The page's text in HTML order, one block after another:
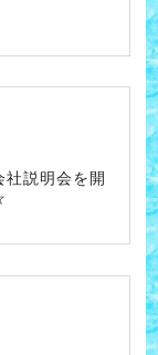
社説明会を開